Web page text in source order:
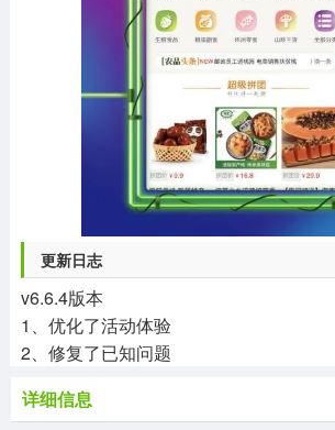
更新日志
v6.6.4版本
1、优化了活动体验
2、修复了已知问题
详细信息